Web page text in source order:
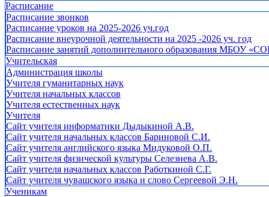
Расписание
Расписание звонков
Расписание уроков на 2025-2026 уч.год
Расписание внеурочной деятельности на 2025 -2026 уч. год
Расписание занятий дополнительного образования МБОУ
Учительская
Администрация школы
Учителя гуманитарных наук
Учителя начальных классов
Учителя естественных наук
Учителя
Cайт учителя информатики Дыдыкиной А.В.
Сайт учителя начальных классов Бариновой С.И.
Сайт учителя английского языка Мидуковой О.П.
Сайт учителя физической культуры Селезнева А.В.
Сайт учителя начальных классов Работкиной С.Г.
Сайт учителя чувашского языка и слово Сергеевой Э.Н.
Ученикам